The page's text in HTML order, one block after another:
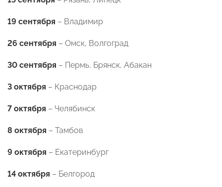
19 сентября – Владимир
26 сентября – Омск, Волгоград
30 сентября – Пермь, Брянск, Абакан
3 октября – Краснодар
7 октября – Челябинск
8 октября – Тамбов
9 октября – Екатеринбург
14 октября – Белгород